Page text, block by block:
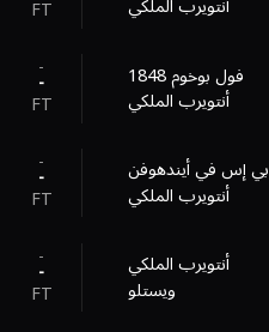
FT
--
FT
فول بوخوم 1848
أنتويرب الملكي
--
FT
بي إس في أيندهوفن
أنتويرب الملكي
--
FT
أنتويرب الملكي
ويستلو